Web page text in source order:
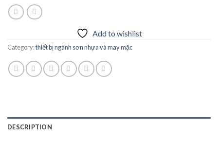
Add to wishlist
Category:thiết bị ngành sơn nhựa và may mặc
DESCRIPTION